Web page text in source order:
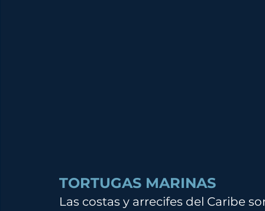
TORTUGAS MARINAS
Las costas y arrecifes del Caribe